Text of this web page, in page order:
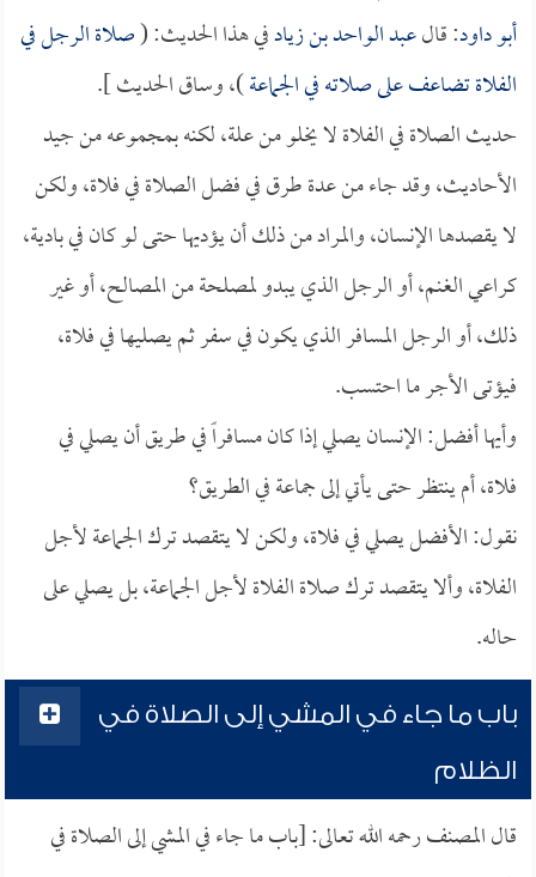
أبو داود: قالعبد الواحد بن زيادفي هذا الحديث: (صلاة الرجل في
الفلاة تضاعف على صلاته في الجماعة)، وساق الحديث ].
حديث الصلاة في الفلاة لا يخلو من علة، لكنه بمجموعه من جيد
الأحاديث، وقد جاء من عدة طرق في فضل الصلاة في فلاة، ولكن
لا يقصدها الإنسان، والمراد من ذلك أن يؤديها حتى لو كان في بادية،
كراعي الغنم، أو الرجل الذي يبدو لمصلحة من المصالح، أو غير
ذلك، أو الرجل المسافر الذي يكون في سفر ثم يصليها في فلاة،
فيؤتى الأجر ما احتسب.
وأيها أفضل: الإنسان يصلي إذا كان مسافراً في طريق أن يصلي في
فلاة، أم ينتظر حتى يأتي إلى جماعة في الطريق؟
نقول: الأفضل يصلي في فلاة، ولكن لا يتقصد ترك الجماعة لأجل
الفلاة، وألا يتقصد ترك صلاة الفلاة لأجل الجماعة، بل يصلي على
حاله.
باب ما جاء في المشي إلى الصلاة في
الظلام
قال المصنف رحمه الله تعالى: [باب ما جاء في المشي إلى الصلاة في